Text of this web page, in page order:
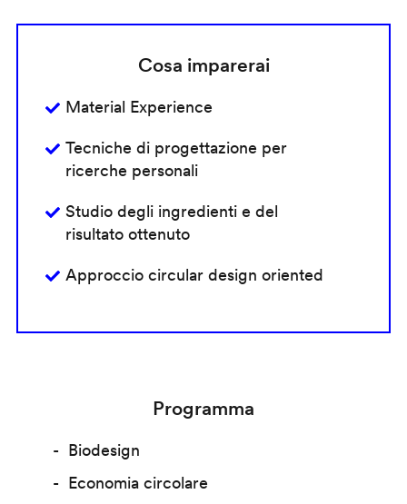
Cosa imparerai
Material Experience
Tecniche di progettazione per
ricerche personali
Studio degli ingredienti e del
risultato ottenuto
Approccio circular design oriented
Programma
Biodesign
Economia circolare